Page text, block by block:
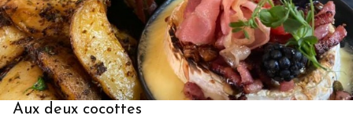
Aux deux cocottes